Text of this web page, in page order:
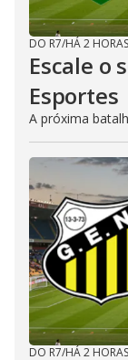
DO R7/HÁ 2 HORAS
Escale o
Esportes
A próxima
DO R7/HÁ 2 HORAS